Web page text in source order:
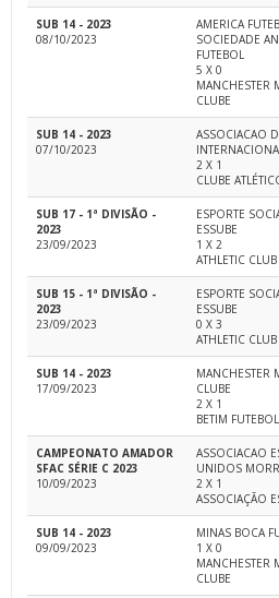
SUB 14 - 2023
08/10/2023
AMERICA
SOCIEDADE
FUTEBOL
5 X 0
MANCHESTER
CLUBE
SUB 14 - 2023
07/10/2023
ASSOCIACAO
2 X 1
CLUBE
SUB 17 - 1ª DIVISÃO -
2023
23/09/2023
ESPORTE
ESSUBE
1 X 2
ATHLETIC
SUB 15 - 1ª DIVISÃO -
2023
23/09/2023
ESPORTE
ESSUBE
0 X 3
ATHLETIC
SUB 14 - 2023
17/09/2023
MANCHESTER
CLUBE
2 X 1
BETIM
CAMPEONATO AMADOR
SFAC SÉRIE C 2023
10/09/2023
ASSOCIACAO
UNIDOS
2 X 1
ASSOCIAÇÃO
SUB 14 - 2023
09/09/2023
MINAS BOCA
1 X 0
MANCHESTER
CLUBE